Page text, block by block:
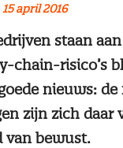
15 april 2016
staan
chain-risico’s
nieuws: de
zijn zich daar
van bewust.